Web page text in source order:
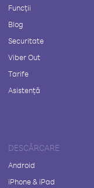
Funcții
Blog
Securitate
Viber Out
Tarife
Asistență
DESCĂRCARE
Android
iPhone & iPad